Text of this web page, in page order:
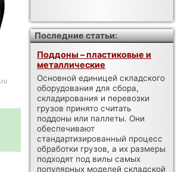
Последние статьи:
Поддоны – пластиковые и
металлические
Основной единицей складского
оборудования для сбора,
складирования и перевозки
грузов принято считать
поддоны или паллеты. Они
обеспечивают
стандартизированный процесс
обработки грузов, а их размеры
подходят под вилы самых
популярных моделей складской